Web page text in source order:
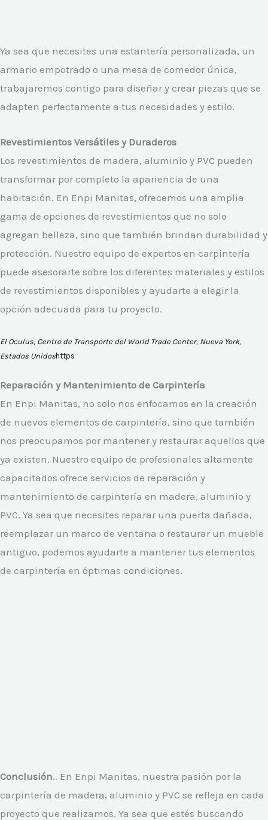
Ya sea que necesites una estantería personalizada, un
armario empotrado o una mesa de comedor única,
trabajaremos contigo para diseñar y crear piezas que se
adapten perfectamente a tus necesidades y estilo.
Revestimientos Versátiles y Duraderos
Los revestimientos de madera, aluminio y PVC pueden
transformar por completo la apariencia de una
habitación. En Enpi Manitas, ofrecemos una amplia
gama de opciones de revestimientos que no solo
agregan belleza, sino que también brindan durabilidad y
protección. Nuestro equipo de expertos en carpintería
puede asesorarte sobre los diferentes materiales y estilos
de revestimientos disponibles y ayudarte a elegir la
opción adecuada para tu proyecto.
El Oculus, Centro de Transporte del World Trade Center, Nueva York,
Estados Unidoshttps
Reparación y Mantenimiento de Carpintería
En Enpi Manitas, no solo nos enfocamos en la creación
de nuevos elementos de carpintería, sino que también
nos preocupamos por mantener y restaurar aquellos que
ya existen. Nuestro equipo de profesionales altamente
capacitados ofrece servicios de reparación y
mantenimiento de carpintería en madera, aluminio y
PVC. Ya sea que necesites reparar una puerta dañada,
reemplazar un marco de ventana o restaurar un mueble
antiguo, podemos ayudarte a mantener tus elementos
de carpintería en óptimas condiciones.
Conclusión.. En Enpi Manitas, nuestra pasión por la
carpintería de madera, aluminio y PVC se refleja en cada
proyecto que realizamos. Ya sea que estés buscando